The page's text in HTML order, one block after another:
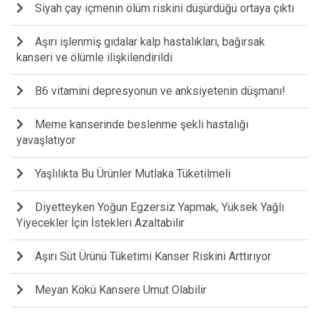
Siyah çay içmenin ölüm riskini düşürdüğü ortaya çıktı
Aşırı işlenmiş gıdalar kalp hastalıkları, bağırsak
kanseri ve ölümle ilişkilendirildi
B6 vitamini depresyonun ve anksiyetenin düşmanı!
Meme kanserinde beslenme şekli hastalığı
yavaşlatıyor
Yaşlılıkta Bu Ürünler Mutlaka Tüketilmeli
Diyetteyken Yoğun Egzersiz Yapmak, Yüksek Yağlı
Yiyecekler İçin İstekleri Azaltabilir
Aşırı Süt Ürünü Tüketimi Kanser Riskini Arttırıyor
Meyan Kökü Kansere Umut Olabilir